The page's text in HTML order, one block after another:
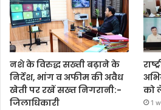
नशे के विरुद्ध सख्ती बढ़ाने के
निर्देश, भांग व अफीम की अवैध
खेती पर रखें सख्त निगरानी:-
जिलाधिकारी
को
1